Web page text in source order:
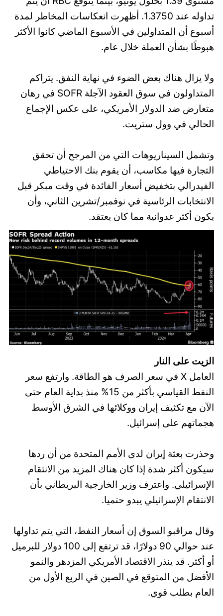
تداوله عند 1.3750. أظهرت انعكاسات المخاطر لمدة
أسبوع أن المتداولين في الأسبوع الماضي كانوا الأكثر
هبوطًا بشأن العملة خلال عام.
ولا يزال هناك بعض الضوء في نهاية النفق. يتراكم
المتداولون في سوق العقود الآجلة SOFR في رهان
متعارض ضد الدولار الأمريكي، على عكس الإجماع
الحالي في وول ستريت.
وتشمل السيناريوهات التي من المرجح أن تحقق
التجارة فيها مكاسب، أن يقوم بنك الاحتياطي
الفيدرالي بتخفيض أسعار الفائدة في وقت مبكر قبل
الانتخابات الرئاسية في نوفمبر/تشرين الثاني، وأن
يكون أكثر عدوانية مما كان يعتقد.
الزيت على النار
العامل X في سعر الصرف هو الطاقة. وارتفع سعر
النفط القياسي بأكثر من 15% منذ بداية العام حتى
الآن مع تكثيف إيران ووكلائها في الشرق الأوسط
هجماتهم على إسرائيل.
وحذرت بعثة إيران لدى الأمم المتحدة من أن ردها
سيكون أكثر شدة إذا كان هناك المزيد من الانتقام
الإسرائيلي. واعترف وزير الخارجية البريطاني بأن
الانتقام الإسرائيلي يبدو حتميا.
وقال مراقبو السوق إن أسعار النفط، التي يتم تداولها
عند حوالي 90 دولارًا، قد ترتفع إلى 100 دولار للبرميل
أو أكثر. قد ينذر الاقتصاد الأمريكي المزدهر والنمو
الأفضل من المتوقع في الصين في الربع الأول من
العام بطلب قوي.